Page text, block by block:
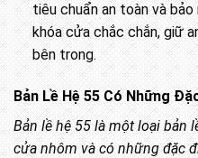
tiêu chuẩn an toàn và
khóa cửa chắc chắn, giữ
bên trong.
Bản Lề Hệ 55 Có Những
Bản lề hệ 55 là một loại bản
cửa nhôm và có những đặc